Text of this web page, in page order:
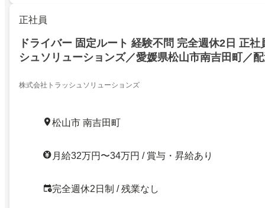
正社員
ドライバー 固定ルート 経験不問 完全週休2日 正社
シュソリューションズ／愛媛県松山市南吉田町／
株式会社トラッシュソリューションズ
松山市 南吉田町
月給32万円〜34万円 / 賞与・昇給あり
完全週休2日制 / 残業なし